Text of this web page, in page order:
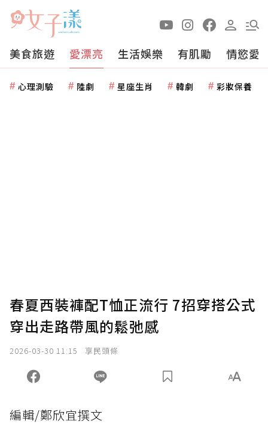
美食旅遊 愛漂亮 生活娛樂 有肌勵 情慾愛
心理測驗 陸劇 星座生肖 韓劇 彩妝保養
春夏西裝褲配T恤正流行 7招穿搭公式
穿出走路帶風的鬆弛感
2026-03-30 11:15 享民頭條
編輯/鄭欣宜撰文